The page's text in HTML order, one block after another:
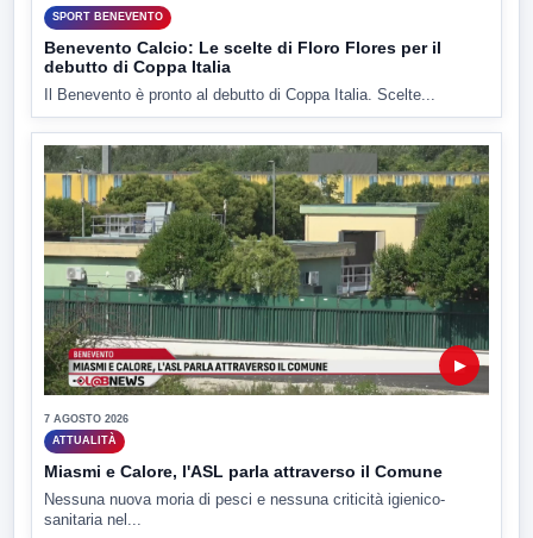
SPORT BENEVENTO
Benevento Calcio: Le scelte di Floro Flores per il
debutto di Coppa Italia
Il Benevento è pronto al debutto di Coppa Italia. Scelte...
▶
7 AGOSTO 2026
ATTUALITÀ
Miasmi e Calore, l'ASL parla attraverso il Comune
Nessuna nuova moria di pesci e nessuna criticità igienico-
sanitaria nel...